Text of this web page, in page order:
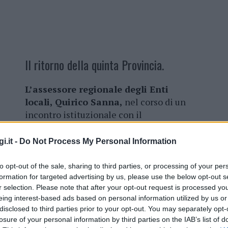
- Do Not Process My Personal Information
opt-out of the sale, sharing to third parties, or processing of your
for targeted advertising by us, please use the below opt-out
selection. Please note that after your opt-out request is processed
interest-based ads based on personal information utilized by us
to third parties prior to your opt-out. You may separately
of your personal information by third parties on the IAB’s list of
Il ritorno della quinta Provincia.
L’assessore regionale degli Enti
locali, Quirico Sanna, nel corso di un
incontro istituzionale con il
Provincia di Sassari, Pietrino Fois,ha
subcommissario che dovrà
coordinare la Gallura.
Un primo passo quindi verso il
del Nord Est.Durante l’incontro